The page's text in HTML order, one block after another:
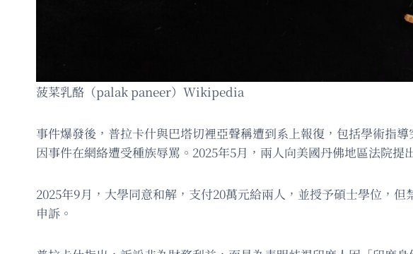
菠菜乳酪（palak paneer）Wikipedia
事件爆發後，普拉卡什與巴塔切裡亞聲稱遭到系上報復，包括學術指
因事件在網絡遭受種族辱罵。2025年5月，兩人向美國丹佛地區法院提
2025年9月，大學同意和解，支付20萬元給兩人，並授予碩士學位，
申訴。